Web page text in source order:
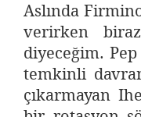
Aslında
verirken
diyeceğim.
temkinli
çıkarmayan